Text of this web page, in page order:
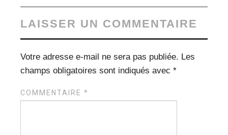
LAISSER UN COMMENTAIRE
Votre adresse e-mail ne sera pas publiée. Les
champs obligatoires sont indiqués avec*
COMMENTAIRE*